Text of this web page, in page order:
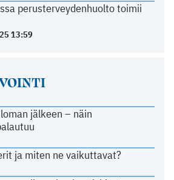
perusterveydenhuolto toimii
13:59
jälkeen – näin
ja miten ne vaikuttavat?